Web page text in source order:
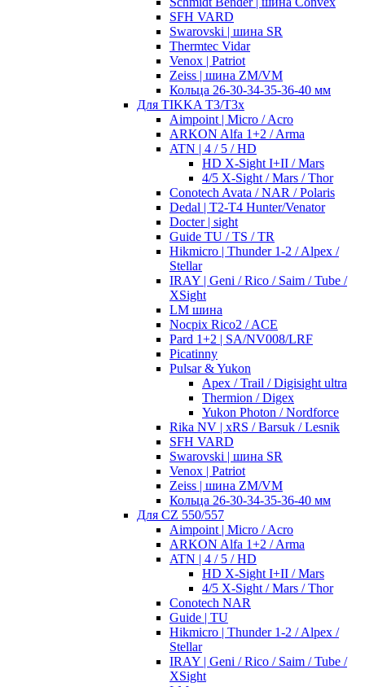
SFH VARD
Swarovski | шина SR
Thermtec Vidar
Venox | Patriot
Zeiss | шина ZM/VM
Кольца 26-30-34-35-36-40 мм
Для TIKKA T3/T3x
Aimpoint | Micro / Acro
ARKON Alfa 1+2 / Arma
ATN | 4 / 5 / HD
HD X-Sight I+II / Mars
4/5 X-Sight / Mars / Thor
Conotech Avata / NAR / Polaris
Dedal | T2-T4 Hunter/Venator
Docter | sight
Guide TU / TS / TR
Hikmicro | Thunder 1-2 / Alpex /
Stellar
IRAY | Geni / Rico / Saim / Tube /
XSight
LM шина
Nocpix Rico2 / ACE
Pard 1+2 | SA/NV008/LRF
Picatinny
Pulsar & Yukon
Apex / Trail / Digisight ultra
Thermion / Digex
Yukon Photon / Nordforce
Rika NV | xRS / Barsuk / Lesnik
SFH VARD
Swarovski | шина SR
Venox | Patriot
Zeiss | шина ZM/VM
Кольца 26-30-34-35-36-40 мм
Для CZ 550/557
Aimpoint | Micro / Acro
ARKON Alfa 1+2 / Arma
ATN | 4 / 5 / HD
HD X-Sight I+II / Mars
4/5 X-Sight / Mars / Thor
Conotech NAR
Guide | TU
Hikmicro | Thunder 1-2 / Alpex /
Stellar
IRAY | Geni / Rico / Saim / Tube /
XSight